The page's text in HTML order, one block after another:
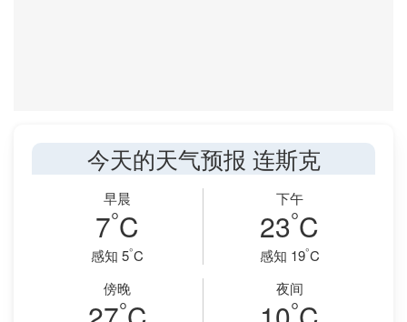
今天的天气预报 连斯克
早晨
7°C
感知 5°C
下午
23°C
感知 19°C
傍晚
°
夜间
°